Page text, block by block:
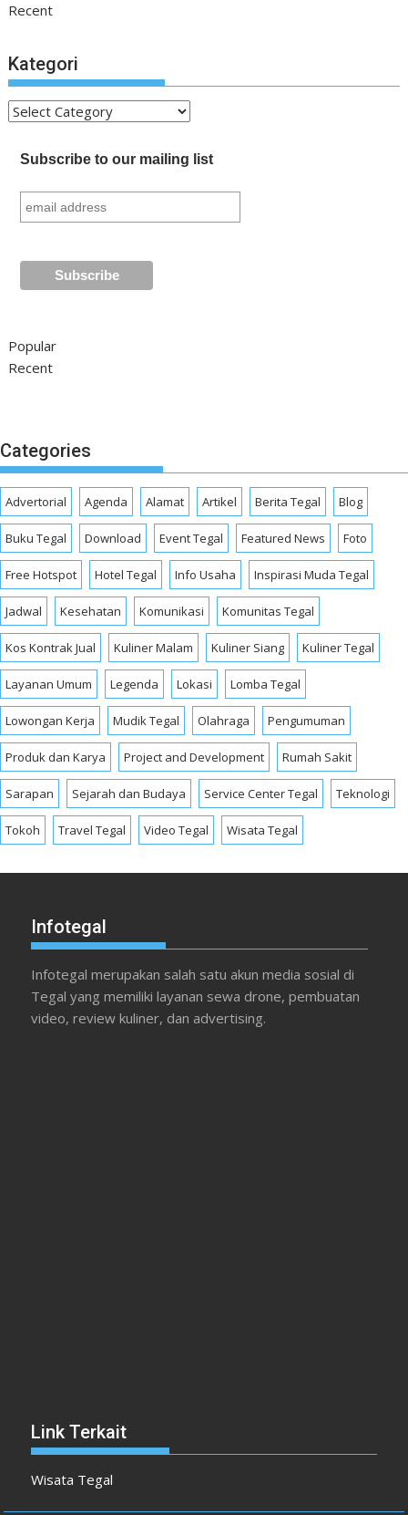
Recent
Kategori
Kategori
Subscribe to our mailing list
Popular
Recent
Categories
Advertorial Agenda Alamat Artikel Berita Tegal Blog
Buku Tegal Download Event Tegal Featured News Foto
Free Hotspot Hotel Tegal Info Usaha Inspirasi Muda Tegal
Jadwal Kesehatan Komunikasi Komunitas Tegal
Kos Kontrak Jual Kuliner Malam Kuliner Siang Kuliner Tegal
Layanan Umum Legenda Lokasi Lomba Tegal
Lowongan Kerja Mudik Tegal Olahraga Pengumuman
Produk dan Karya Project and Development Rumah Sakit
Sarapan Sejarah dan Budaya Service Center Tegal Teknologi
Tokoh Travel Tegal Video Tegal Wisata Tegal
Infotegal
Infotegal merupakan salah satu akun media sosial di
Tegal yang memiliki layanan sewa drone, pembuatan
video, review kuliner, dan advertising.
Link Terkait
Wisata Tegal